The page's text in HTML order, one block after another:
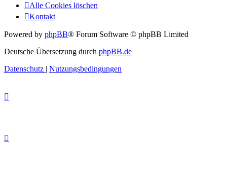
Alle Cookies löschen
Kontakt
Powered by phpBB® Forum Software © phpBB Limited
Deutsche Übersetzung durch phpBB.de
Datenschutz | Nutzungsbedingungen